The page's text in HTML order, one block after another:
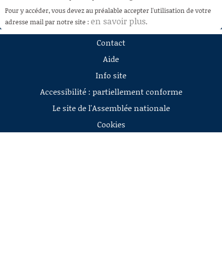
RECHERCHE
AIDE À LA DÉCOUPE
DE VIDÉOS
Pour y accéder, vous devez au préalable accepter l'utilisation de votre
adresse mail par notre site : en savoir plus.
Contact
Aide
Info site
Accessibilité : partiellement conforme
Le site de l'Assemblée nationale
Cookies